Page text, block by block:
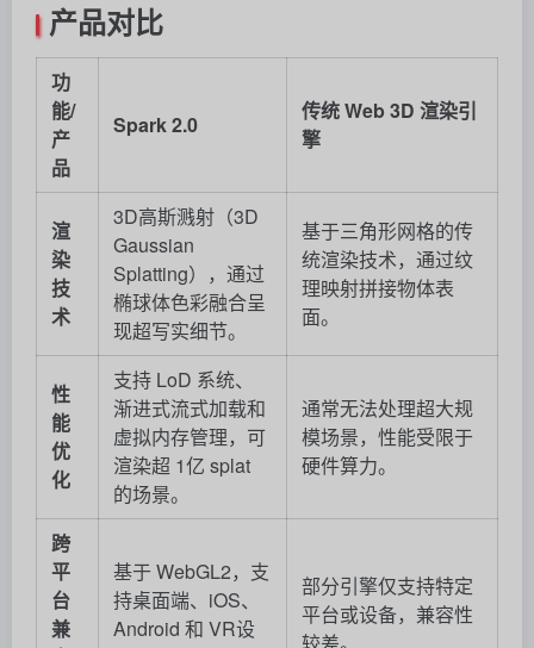
产品对比
功
能/
产
品
Spark 2.0
传统 Web 3D 渲染引
擎
渲
染
技
术
3D高斯溅射（3D
Gaussian
Splatting），通过
椭球体色彩融合呈
现超写实细节。
基于三角形网格的传
统渲染技术，通过纹
理映射拼接物体表
面。
性
能
优
化
支持 LoD 系统、
渐进式流式加载和
虚拟内存管理，可
渲染超 1亿 splat
的场景。
通常无法处理超大规
模场景，性能受限于
硬件算力。
跨
平
台
兼
基于 WebGL2，支
持桌面端、iOS、
Android 和 VR设
部分引擎仅支持特定
平台或设备，兼容性